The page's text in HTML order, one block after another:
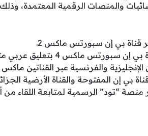
والمنصات الرقمية المعتمدة،
قناة بي إن سبورتس ماكس 2.
ماكس 4 بتعليق عربي متميز.
والفرنسية عبر القناتين ماكس 5 و6.
بي إن المفتوحة والقناة الأرضية
“تود” الرسمية لمتابعة اللقاء من